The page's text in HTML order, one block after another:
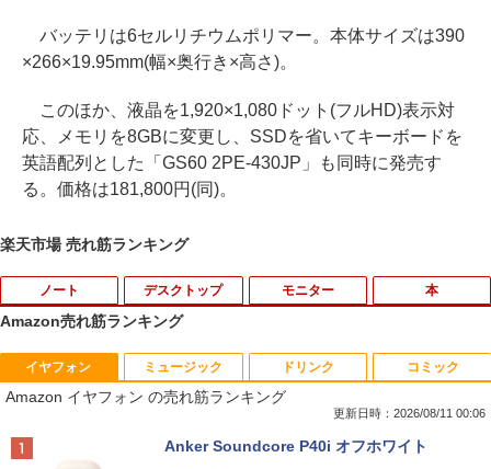
バッテリは6セルリチウムポリマー。本体サイズは390
×266×19.95mm(幅×奥行き×高さ)。
このほか、液晶を1,920×1,080ドット(フルHD)表示対
応、メモリを8GBに変更し、SSDを省いてキーボードを
英語配列とした「GS60 2PE-430JP」も同時に発売す
る。価格は181,800円(同)。
楽天市場 売れ筋ランキング
ノート
1
中古ノートパソコン・ windows11 offic
e付・整備済み品・富士通 ARROWS Tab
Q508 文教モデル 10.1型 WUXGA タブレ
s 11 & Office 2019 搭載) 本体＋専用キ
デスクトップ
1
地デジ BS TV 視聴 Youtube 動画 23.8 i
n NEC ラビ LAVIE Direct DA570M 整備
済 第8世代 Corei5 デスクトップパソコン
NDOWS11 メモリ8GB DVDマルチ キー
モニター
1
PHILIPS 241V8 LED液晶モニター 23.8
インチワイド ブラック 1920×1080 （フ
ルHD）16:9 IPSパネル 非光沢 ノングレ
拠 PS4 switch 対応 スイッチ 【中古】
本
1
【漫画全巻セット】【中古】ドラゴンボ
ール ＜1〜42巻完結＞ 鳥山明
￥14,080
Amazon売れ筋ランキング
イヤフォン
Amazon イヤフォン の売れ筋ランキング
更新日時：2026/08/11 00:06
Anker Soundcore P40i オフホワイト
ミュージック ドリンク コミック